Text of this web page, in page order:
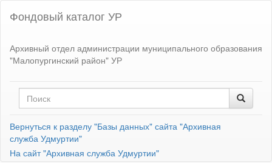
Фондовый каталог УР
Архивный отдел администрации муниципального образования
"Малопургинский район" УР
Вернуться к разделу "Базы данных" сайта "Архивная
служба Удмуртии"
На сайт "Архивная служба Удмуртии"